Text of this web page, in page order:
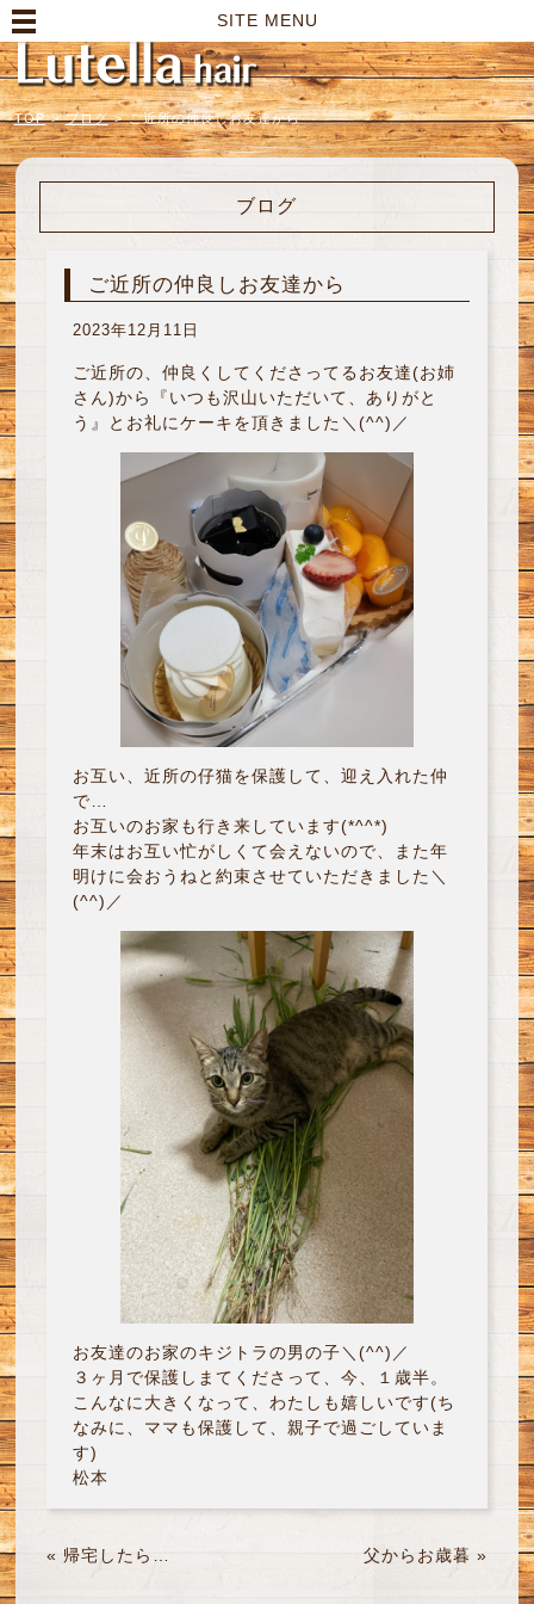
SITE MENU
TOP > ブログ > ご近所の仲良しお友達から
ブログ
ご近所の仲良しお友達から
2023年12月11日
ご近所の、仲良くしてくださってるお友達(お姉
さん)から『いつも沢山いただいて、ありがと
う』とお礼にケーキを頂きました＼(^^)／
お互い、近所の仔猫を保護して、迎え入れた仲
で…
お互いのお家も行き来しています(*^^*)
年末はお互い忙がしくて会えないので、また年
明けに会おうねと約束させていただきました＼
(^^)／
お友達のお家のキジトラの男の子＼(^^)／
３ヶ月で保護しまてくださって、今、１歳半。
こんなに大きくなって、わたしも嬉しいです(ち
なみに、ママも保護して、親子で過ごしていま
す)
松本
« 帰宅したら… 父からお歳暮 »